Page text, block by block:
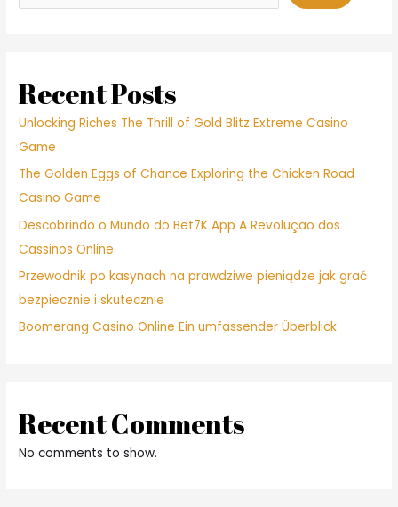
Recent Posts
Unlocking Riches The Thrill of Gold Blitz Extreme Casino
Game
The Golden Eggs of Chance Exploring the Chicken Road
Casino Game
Descobrindo o Mundo do Bet7K App A Revolução dos
Cassinos Online
Przewodnik po kasynach na prawdziwe pieniądze jak grać
bezpiecznie i skutecznie
Boomerang Casino Online Ein umfassender Überblick
Recent Comments
No comments to show.